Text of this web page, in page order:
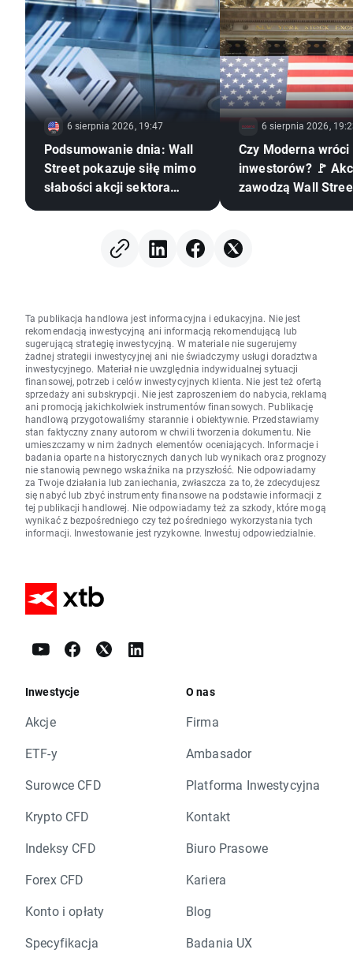
6 sierpnia 2026, 19:47
Podsumowanie dnia: Wall
Street pokazuje siłę mimo
słabości akcji sektora
6 sierpnia 2026,
Czy Moderna wróci
inwestorów? 🚩 Akcje
zawodzą Wall
Ta publikacja handlowa jest informacyjna i edukacyjna. Nie jest
rekomendacją inwestycyjną ani informacją rekomendującą lub
sugerującą strategię inwestycyjną. W materiale nie sugerujemy
żadnej strategii inwestycyjnej ani nie świadczymy usługi doradztwa
inwestycyjnego. Materiał nie uwzględnia indywidualnej sytuacji
finansowej, potrzeb i celów inwestycyjnych klienta. Nie jest też ofertą
sprzedaży ani subskrypcji. Nie jest zaproszeniem do nabycia, reklamą
ani promocją jakichkolwiek instrumentów finansowych. Publikację
handlową przygotowaliśmy starannie i obiektywnie. Przedstawiamy
stan faktyczny znany autorom w chwili tworzenia dokumentu. Nie
umieszczamy w nim żadnych elementów oceniających. Informacje i
badania oparte na historycznych danych lub wynikach oraz prognozy
nie stanowią pewnego wskaźnika na przyszłość. Nie odpowiadamy
za Twoje działania lub zaniechania, zwłaszcza za to, że zdecydujesz
się nabyć lub zbyć instrumenty finansowe na podstawie informacji z
tej publikacji handlowej. Nie odpowiadamy też za szkody, które mogą
wynikać z bezpośredniego czy też pośredniego wykorzystania tych
informacji. Inwestowanie jest ryzykowne. Inwestuj odpowiedzialnie.
Inwestycje
Akcje
ETF-y
Surowce CFD
Krypto CFD
Indeksy CFD
Forex CFD
Konto i opłaty
Specyfikacja
O nas
Firma
Ambasador
Platforma Inwestycyjna
Kontakt
Biuro Prasowe
Kariera
Blog
Badania UX